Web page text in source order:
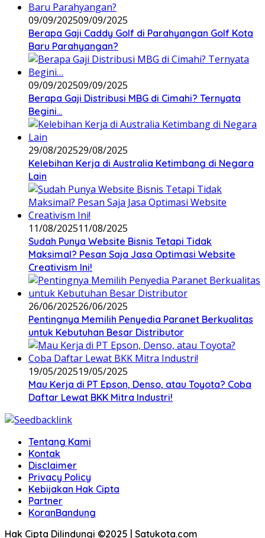
09/09/202509/09/2025
Berapa Gaji Caddy Golf di Parahyangan Golf Kota
Baru Parahyangan?
09/09/202509/09/2025
Berapa Gaji Distribusi MBG di Cimahi? Ternyata
Begini…
29/08/202529/08/2025
Kelebihan Kerja di Australia Ketimbang di Negara
Lain
11/08/202511/08/2025
Sudah Punya Website Bisnis Tetapi Tidak
Maksimal? Pesan Saja Jasa Optimasi Website
Creativism Ini!
26/06/202526/06/2025
Pentingnya Memilih Penyedia Paranet Berkualitas
untuk Kebutuhan Besar Distributor
19/05/202519/05/2025
Mau Kerja di PT Epson, Denso, atau Toyota? Coba
Daftar Lewat BKK Mitra Industri!
Tentang Kami
Kontak
Disclaimer
Privacy Policy
Kebijakan Hak Cipta
Partner
KoranBandung
Hak Cipta Dilindungi ©2025 | Satukota.com